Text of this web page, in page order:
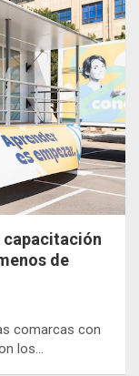
capacitación
de
comarcas con
los…